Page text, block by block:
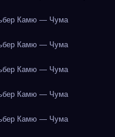
Камю — Чума
Камю — Чума
Камю — Чума
Камю — Чума
Камю — Чума